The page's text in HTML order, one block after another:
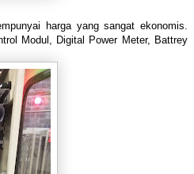
harga yang sangat ekonomis.
Modul, Digital Power Meter, Battrey